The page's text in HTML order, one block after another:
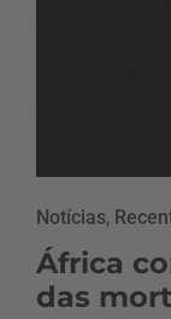
Notícias,
África
das